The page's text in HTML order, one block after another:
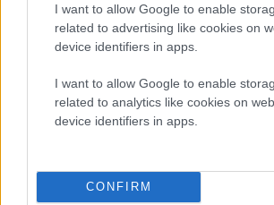
I want to allow Google to enable
related to advertising like cookies on
device identifiers in apps.
I want to allow Google to enable
related to analytics like cookies on
device identifiers in apps.
CONFIRM